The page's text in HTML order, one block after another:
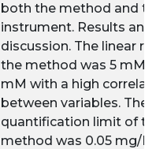
both the method and
instrument. Results and
discussion. The linear
the method was 5 mM
mM with a high
between variables. The
quantification limit of
method was 0.05 mg/L.